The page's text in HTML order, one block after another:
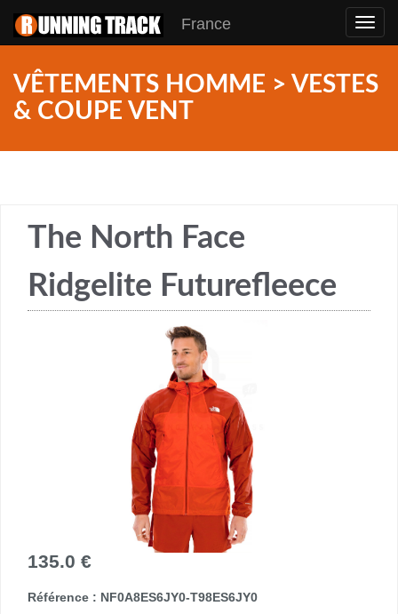
France
VÊTEMENTS HOMME > VESTES
& COUPE VENT
The North Face
Ridgelite Futurefleece
135.0 €
Référence : NF0A8ES6JY0-T98ES6JY0